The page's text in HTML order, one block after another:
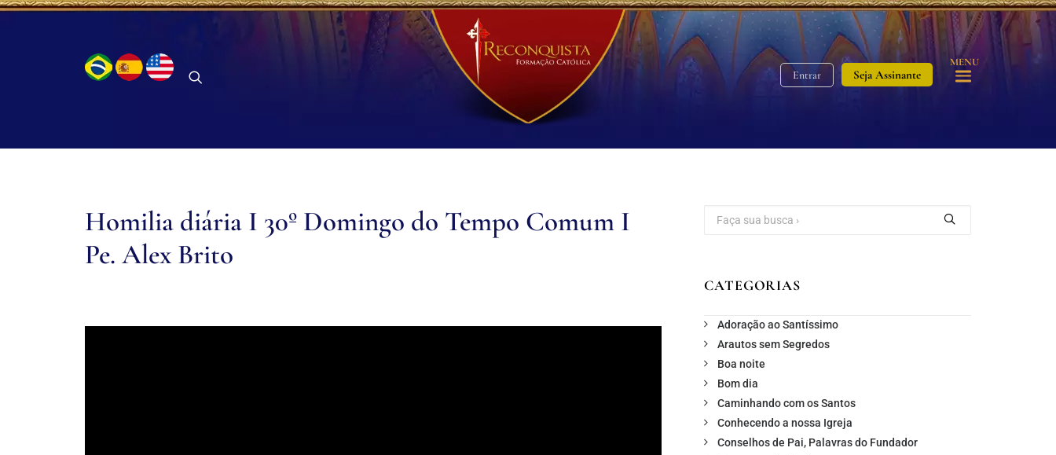
Entrar Seja Assinante
MENU
Homilia diária I 30º Domingo do Tempo Comum I
Pe. Alex Brito
CATEGORIAS
Adoração ao Santíssimo
Arautos sem Segredos
Boa noite
Bom dia
Caminhando com os Santos
Conhecendo a nossa Igreja
Conselhos de Pai, Palavras do Fundador